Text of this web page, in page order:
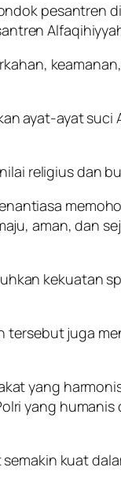
pesantren
ayat-ayat suci
religius dan
aman, dan
kekuatan
tersebut juga
yang
yang humanis
kuat